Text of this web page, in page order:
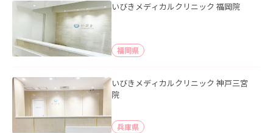
いびきメディカルクリニック 福岡院
福岡県
いびきメディカルクリニック 神戸三宮
院
兵庫県